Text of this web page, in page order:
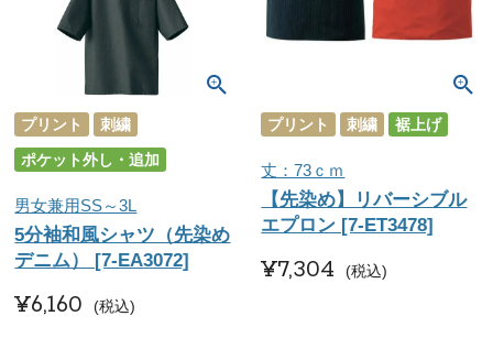
プリント
刺繍
ポケット外し・追加
男女兼用SS～3L
5分袖和風シャツ（先染め
デニム） [7-EA3072]
¥6,160 税込
プリント 刺繍 裾上げ
丈：73ｃｍ
【先染め】リバーシブル
エプロン [7-ET3478]
¥7,304 税込